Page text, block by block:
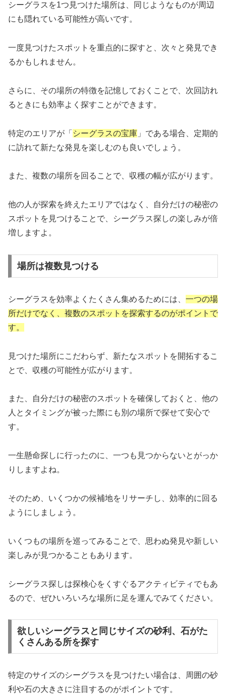
シーグラスを1つ見つけた場所は、同じようなものが周辺
にも隠れている可能性が高いです。
一度見つけたスポットを重点的に探すと、次々と発見でき
るかもしれません。
さらに、その場所の特徴を記憶しておくことで、次回訪れ
るときにも効率よく探すことができます。
特定のエリアが「 シーグラスの宝庫 」である場合、定期的
に訪れて新たな発見を楽しむのも良いでしょう。
また、複数の場所を回ることで、収穫の幅が広がります。
他の人が探索を終えたエリアではなく、自分だけの秘密の
スポットを見つけることで、シーグラス探しの楽しみが倍
増しますよ。
場所は複数見つける
シーグラスを効率よくたくさん集めるためには、 一つの場
所だけでなく、複数のスポットを探索するのがポイントで
す。
見つけた場所にこだわらず、新たなスポットを開拓するこ
とで、収穫の可能性が広がります。
また、自分だけの秘密のスポットを確保しておくと、他の
人とタイミングが被った際にも別の場所で探せて安心で
す。
一生懸命探しに行ったのに、一つも見つからないとがっか
りしますよね。
そのため、いくつかの候補地をリサーチし、効率的に回る
ようにしましょう。
いくつもの場所を巡ってみることで、思わぬ発見や新しい
楽しみが見つかることもあります。
シーグラス探しは探検心をくすぐるアクティビティでもあ
るので、ぜひいろいろな場所に足を運んでみてください。
欲しいシーグラスと同じサイズの砂利、石がた
くさんある所を探す
特定のサイズのシーグラスを見つけたい場合は、周囲の砂
利や石の大きさに注目するのがポイントです。